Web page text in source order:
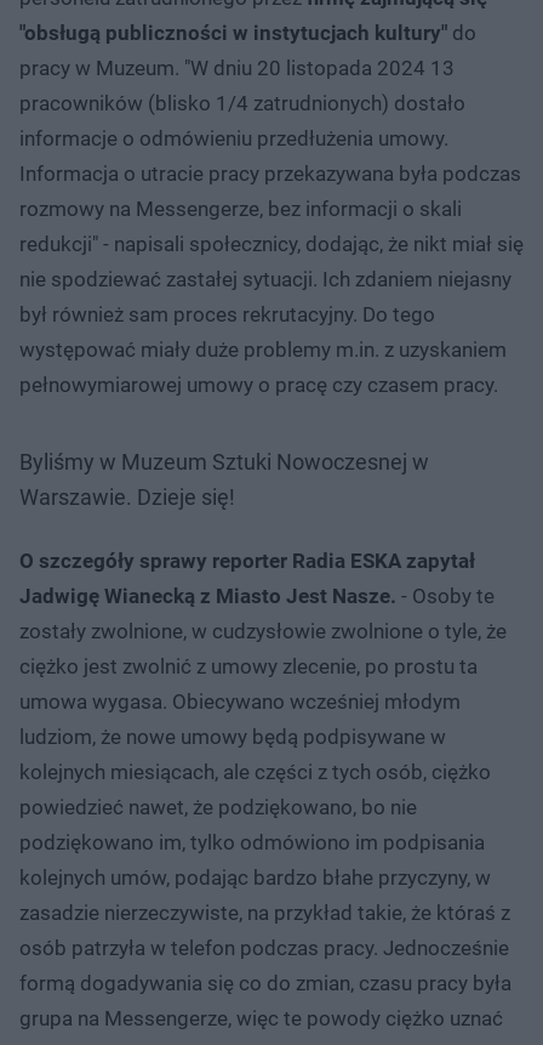
"obsługą publiczności w instytucjach kultury" do
pracy w Muzeum. "W dniu 20 listopada 2024 13
pracowników (blisko 1/4 zatrudnionych) dostało
informacje o odmówieniu przedłużenia umowy.
Informacja o utracie pracy przekazywana była podczas
rozmowy na Messengerze, bez informacji o skali
redukcji" - napisali społecznicy, dodając, że nikt miał się
nie spodziewać zastałej sytuacji. Ich zdaniem niejasny
był również sam proces rekrutacyjny. Do tego
występować miały duże problemy m.in. z uzyskaniem
pełnowymiarowej umowy o pracę czy czasem pracy.
Byliśmy w Muzeum Sztuki Nowoczesnej w
Warszawie. Dzieje się!
O szczegóły sprawy reporter Radia ESKA zapytał
Jadwigę Wianecką z Miasto Jest Nasze. - Osoby te
zostały zwolnione, w cudzysłowie zwolnione o tyle, że
ciężko jest zwolnić z umowy zlecenie, po prostu ta
umowa wygasa. Obiecywano wcześniej młodym
ludziom, że nowe umowy będą podpisywane w
kolejnych miesiącach, ale części z tych osób, ciężko
powiedzieć nawet, że podziękowano, bo nie
podziękowano im, tylko odmówiono im podpisania
kolejnych umów, podając bardzo błahe przyczyny, w
zasadzie nierzeczywiste, na przykład takie, że któraś z
osób patrzyła w telefon podczas pracy. Jednocześnie
formą dogadywania się co do zmian, czasu pracy była
grupa na Messengerze, więc te powody ciężko uznać